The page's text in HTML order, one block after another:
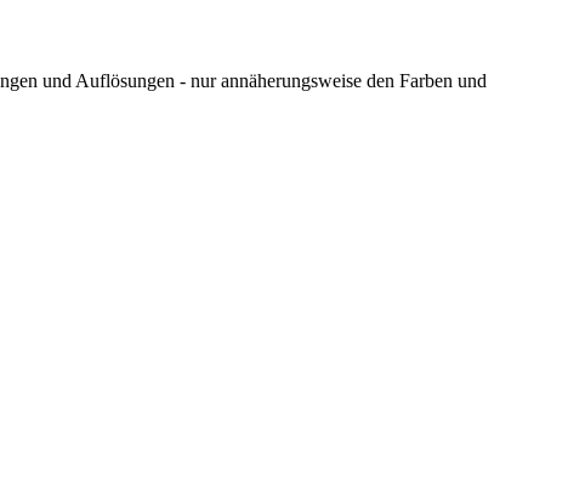
und Auflösungen - nur annäherungsweise den Farben und